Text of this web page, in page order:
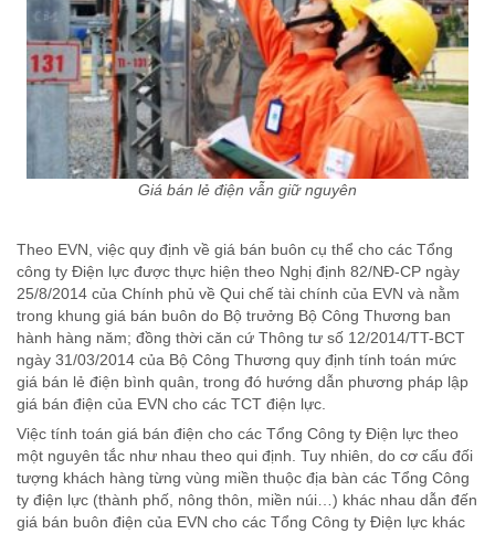
Giá bán lẻ điện vẫn giữ nguyên
Theo EVN, việc quy định về giá bán buôn cụ thể cho các Tổng
công ty Điện lực được thực hiện theo Nghị định 82/NĐ-CP ngày
25/8/2014 của Chính phủ về Qui chế tài chính của EVN và nằm
trong khung giá bán buôn do Bộ trưởng Bộ Công Thương ban
hành hàng năm; đồng thời căn cứ Thông tư số 12/2014/TT-BCT
ngày 31/03/2014 của Bộ Công Thương quy định tính toán mức
giá bán lẻ điện bình quân, trong đó hướng dẫn phương pháp lập
giá bán điện của EVN cho các TCT điện lực.
Việc tính toán giá bán điện cho các Tổng Công ty Điện lực theo
một nguyên tắc như nhau theo qui định. Tuy nhiên, do cơ cấu đối
tượng khách hàng từng vùng miền thuộc địa bàn các Tổng Công
ty điện lực (thành phố, nông thôn, miền núi…) khác nhau dẫn đến
giá bán buôn điện của EVN cho các Tổng Công ty Điện lực khác